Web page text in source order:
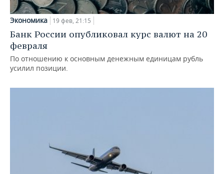
Экономика 19 фев, 21:15
Банк России опубликовал курс валют на 20
февраля
По отношению к основным денежным единицам рубль
усилил позиции.